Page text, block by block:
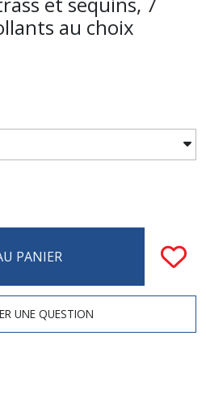
au choix
PANIER
UNE QUESTION